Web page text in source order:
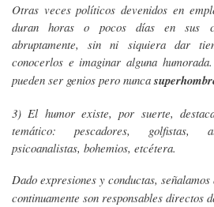
Otras veces políticos devenidos en
duran horas o pocos días en sus
abruptamente, sin ni siquiera dar
conocerlos e imaginar alguna
pueden ser genios pero nunca
3) El humor existe, por suerte,
temático: pescadores, golfistas,
psicoanalistas, bohemios, etcétera.
Dado expresiones y conductas,
continuamente son responsables directos